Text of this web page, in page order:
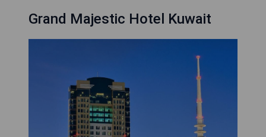
Grand Majestic Hotel Kuwait